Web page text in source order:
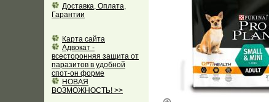
Доставка, Оплата,
Гарантии
Карта сайта
Адвокат -
всесторонняя защита от
паразитов в удобной
спот-он форме
НОВАЯ
ВОЗМОЖНОСТЬ! >>